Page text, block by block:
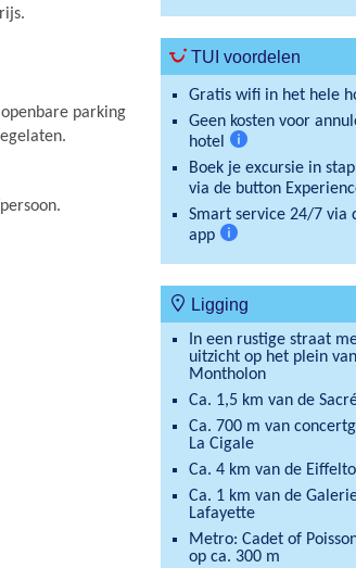
parking
TUI voordelen
Gratis wifi in het hele
Geen kosten voor
hotel
Meer
informatie
Boek je excursie in
via de button
Smart service 24/7 via
app
Ligging
In een rustige straat
uitzicht op het plein van
Montholon
Ca. 1,5 km van de
Ca. 700 m van
La Cigale
Ca. 4 km van de
Ca. 1 km van de
Lafayette
Metro: Cadet of
op ca. 300 m